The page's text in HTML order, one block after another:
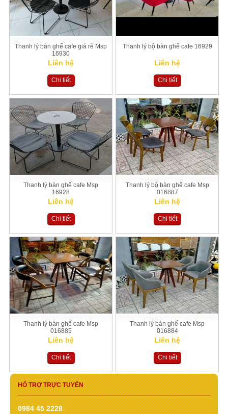
Thanh lý bàn ghế cafe giá rẻ Msp
16930
Liên hệ
Chi tiết
Thanh lý bộ bàn ghế cafe 16929
Liên hệ
Chi tiết
Thanh lý bàn ghế cafe Msp
16928
Liên hệ
Chi tiết
Thanh lý bộ bàn ghế cafe Msp
016887
Liên hệ
Chi tiết
Thanh lý bàn ghế cafe Msp
016885
Liên hệ
Chi tiết
Thanh lý bàn ghế cafe Msp
016884
Liên hệ
Chi tiết
HỔ TRỢ TRỰC TUYẾN
0984 45 2228